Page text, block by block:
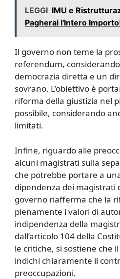
LEGGI IMU e
Pagherai l'Intero
Il governo non teme la
referendum,
democrazia diretta e un
sovrano. L’obiettivo è
riforma della giustizia nel
possibile, considerando
limitati.
Infine, riguardo alle
alcuni magistrati sulla
che potrebbe portare a
dipendenza dei magistrati
governo riafferma che la
pienamente i valori di
indipendenza della
dall’articolo 104 della
le critiche, si sostiene che
indichi chiaramente il
preoccupazioni.